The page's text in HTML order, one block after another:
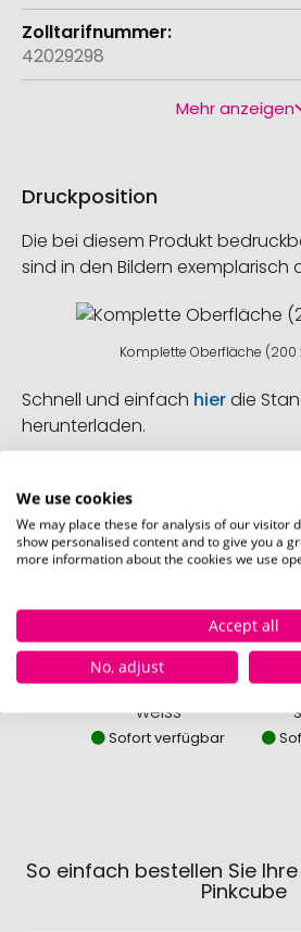
42029298
Mehr anzeigen
Druckposition
Die bei diesem Produkt
sind in den Bildern exemplarisch
Komplette Oberfläche (200
Schnell und einfach hierdie
herunterladen.
Verfügbare Farben
weiss
Sofort verfügbar
So einfach bestellen Sie
Pinkcube
We use cookies
We may place these for analysis of our visitor
show personalised content and to give you a
more information about the cookies we use
Accept all
No, adjust